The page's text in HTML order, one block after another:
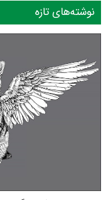
نوشته‌های تازه